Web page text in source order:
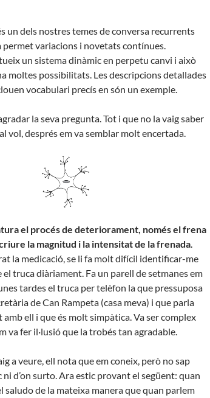
un dels nostres temes de conversa recurrents
permet variacions i novetats contínues.
un sistema dinàmic en perpetu canvi i això
moltes possibilitats. Les descripcions detallades
vocabulari precís en són un exemple.
la seva pregunta. Tot i que no la vaig saber
vol, després em va semblar molt encertada.
el procés de deteriorament, només el frena
la magnitud i la intensitat de la frenada.
la medicació, se li fa molt difícil identificar-me
el truca diàriament. Fa un parell de setmanes em
tardes el truca per telèfon la que pressuposa
de Can Rampeta (casa meva) i que parla
ell i que és molt simpàtica. Va ser complex
va fer il·lusió que la trobés tan agradable.
a veure, ell nota que em coneix, però no sap
d’on surto. Ara estic provant el següent: quan
saludo de la mateixa manera que quan parlem